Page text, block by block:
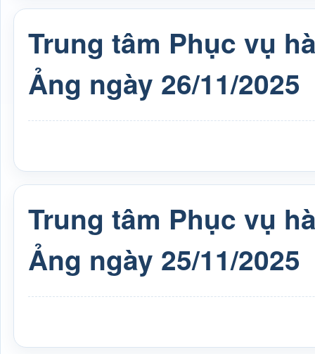
Trung tâm Phục vụ
Ảng ngày 26/11/2025
Trung tâm Phục vụ
Ảng ngày 25/11/2025